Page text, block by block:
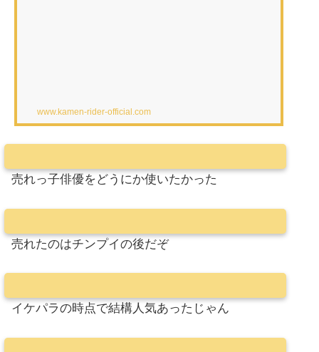
www.kamen-rider-official.com
売れっ子俳優をどうにか使いたかった
売れたのはチンプイの後だぞ
イケパラの時点で結構人気あったじゃん